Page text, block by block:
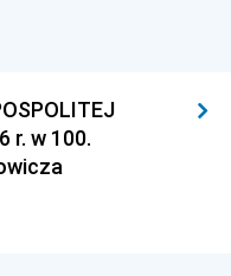
r. w 100.